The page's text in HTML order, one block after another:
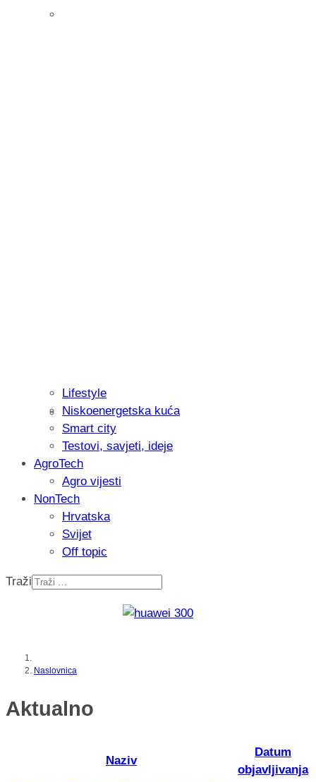
Isprobali smo: Thermostar
Recenzija: Einhell Professional CP-
nikada prije
Lifestyle
Niskoenergetska kuća
Smart city
Testovi, savjeti, ideje
AgroTech
Agro vijesti
NonTech
Hrvatska
Svijet
Off topic
Traži
Naslovnica
Aktualno
Naziv
Datum
objavljivanja